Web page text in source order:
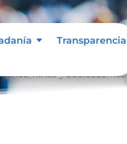
Transparencia
niños, niñas y adolescentes